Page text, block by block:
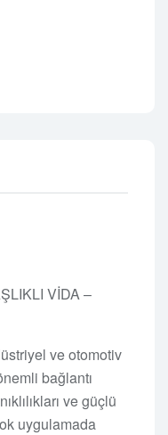
VİDA –
ve otomotiv
bağlantı
ve güçlü
uygulamada